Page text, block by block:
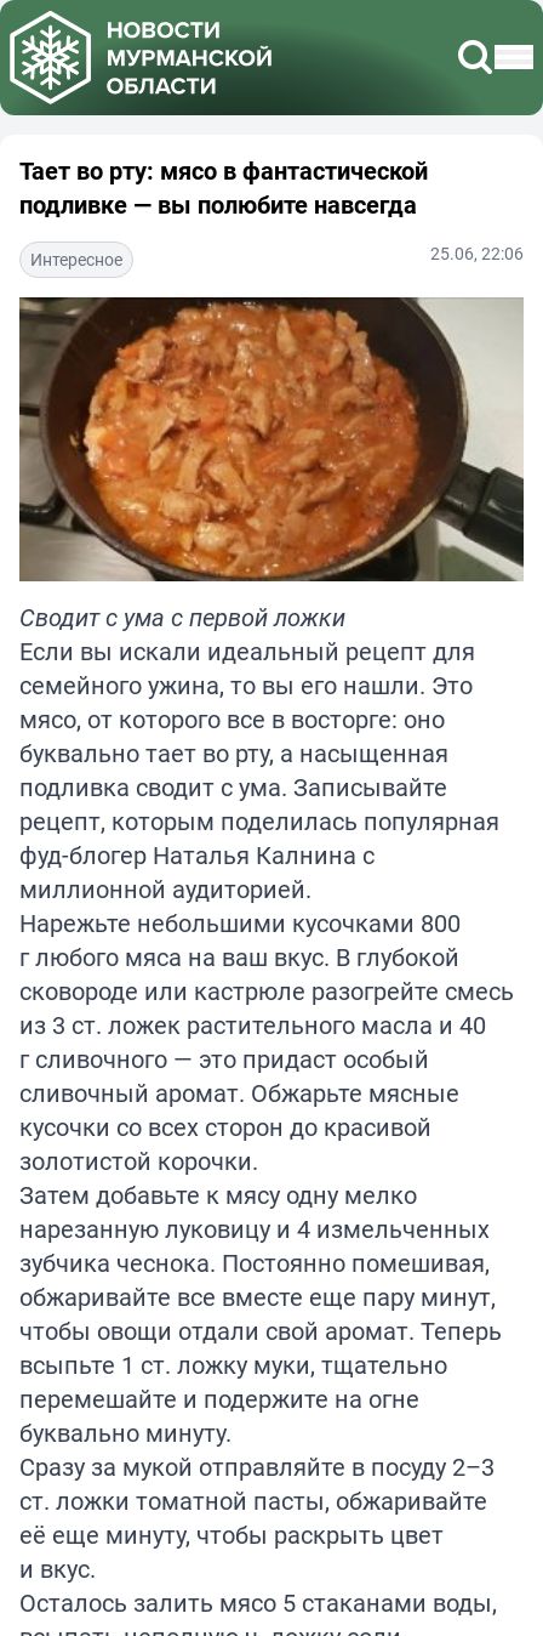
Тает во рту: мясо в фантастической
подливке — вы полюбите навсегда
Интересное 25.06, 22:06
Сводит с ума с первой ложки
Если вы искали идеальный рецепт для
семейного ужина, то вы его нашли. Это
мясо, от которого все в восторге: оно
буквально тает во рту, а насыщенная
подливка сводит с ума. Записывайте
рецепт, которым поделилась популярная
фуд-блогер Наталья Калнина с
миллионной аудиторией.
Нарежьте небольшими кусочками 800
г любого мяса на ваш вкус. В глубокой
сковороде или кастрюле разогрейте смесь
из 3 ст. ложек растительного масла и 40
г сливочного — это придаст особый
сливочный аромат. Обжарьте мясные
кусочки со всех сторон до красивой
золотистой корочки.
Затем добавьте к мясу одну мелко
нарезанную луковицу и 4 измельченных
зубчика чеснока. Постоянно помешивая,
обжаривайте все вместе еще пару минут,
чтобы овощи отдали свой аромат. Теперь
всыпьте 1 ст. ложку муки, тщательно
перемешайте и подержите на огне
буквально минуту.
Сразу за мукой отправляйте в посуду 2–3
ст. ложки томатной пасты, обжаривайте
её еще минуту, чтобы раскрыть цвет
и вкус.
Осталось залить мясо 5 стаканами воды,